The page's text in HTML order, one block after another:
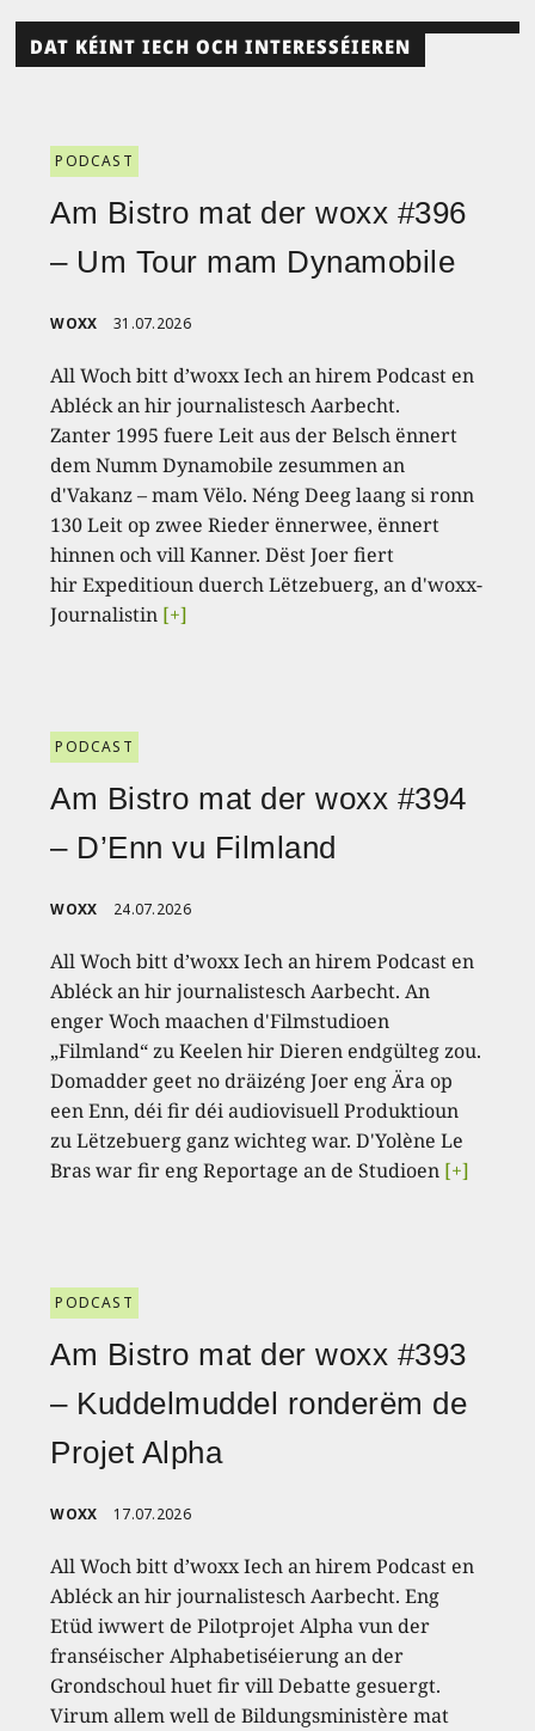
DAT KÉINT IECH OCH INTERESSÉIEREN
PODCAST
Am Bistro mat der woxx #396
– Um Tour mam Dynamobile
WOXX 31.07.2026
All Woch bitt d’woxx Iech an hirem Podcast en
Abléck an hir journalistesch Aarbecht.
Zanter 1995 fuere Leit aus der Belsch ënnert
dem Numm Dynamobile zesummen an
d'Vakanz – mam Vëlo. Néng Deeg laang si ronn
130 Leit op zwee Rieder ënnerwee, ënnert
hinnen och vill Kanner. Dëst Joer fiert
hir Expeditioun duerch Lëtzebuerg, an d'woxx-
Journalistin [+]
PODCAST
Am Bistro mat der woxx #394
– D’Enn vu Filmland
WOXX 24.07.2026
All Woch bitt d’woxx Iech an hirem Podcast en
Abléck an hir journalistesch Aarbecht. An
enger Woch maachen d'Filmstudioen
„Filmland“ zu Keelen hir Dieren endgülteg zou.
Domadder geet no dräizéng Joer eng Ära op
een Enn, déi fir déi audiovisuell Produktioun
zu Lëtzebuerg ganz wichteg war. D'Yolène Le
Bras war fir eng Reportage an de Studioen [+]
PODCAST
Am Bistro mat der woxx #393
– Kuddelmuddel ronderëm de
Projet Alpha
WOXX 17.07.2026
All Woch bitt d’woxx Iech an hirem Podcast en
Abléck an hir journalistesch Aarbecht. Eng
Etüd iwwert de Pilotprojet Alpha vun der
franséischer Alphabetiséierung an der
Grondschoul huet fir vill Debatte gesuergt.
Virum allem well de Bildungsministère mat